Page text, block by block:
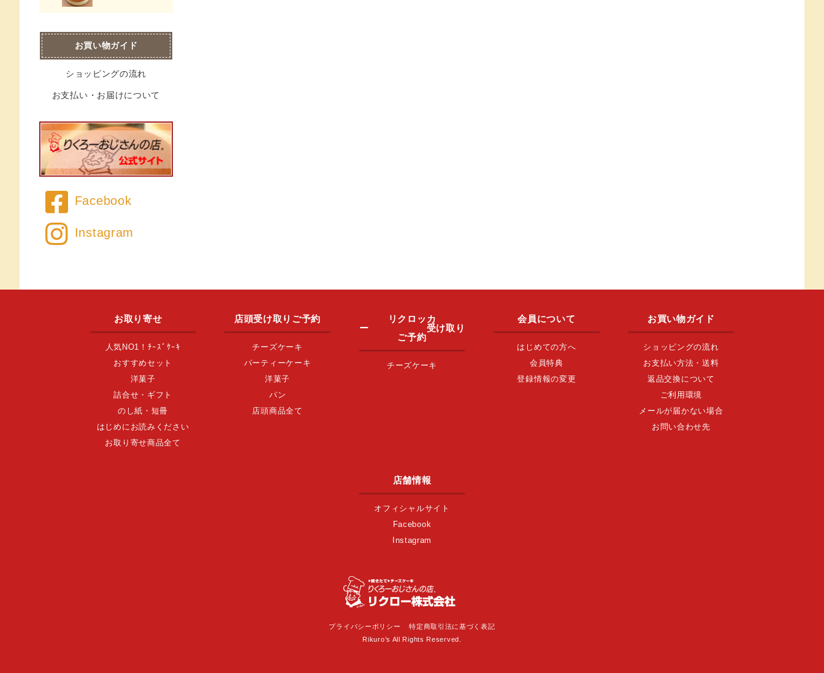
お買い物ガイド
ショッピングの流れ
お支払い・お届けについて
Facebook
Instagram
お取り寄せ
人気NO1！ﾁｰｽﾞｹｰｷ
おすすめセット
洋菓子
詰合せ・ギフト
のし紙・短冊
はじめにお読みください
お取り寄せ商品全て
店頭受け取りご予約
チーズケーキ
パーティーケーキ
洋菓子
パン
店頭商品全て
リクロッカ
ー 受け取り
ご予約
チーズケーキ
会員について
はじめての方へ
会員特典
登録情報の変更
お買い物ガイド
ショッピングの流れ
お支払い方法・送料
返品交換について
ご利用環境
メールが届かない場合
お問い合わせ先
店舗情報
オフィシャルサイト
Facebook
Instagram
プライバシーポリシー
特定商取引法に基づく表記
Rikuro’s All Rights Reserved.